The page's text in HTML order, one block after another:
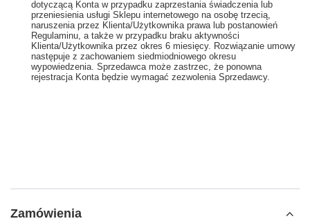
dotyczącą Konta w przypadku zaprzestania świadczenia lub
przeniesienia usługi Sklepu internetowego na osobę trzecią,
naruszenia przez Klienta/Użytkownika prawa lub postanowień
Regulaminu, a także w przypadku braku aktywności
Klienta/Użytkownika przez okres 6 miesięcy. Rozwiązanie umowy
następuje z zachowaniem siedmiodniowego okresu
wypowiedzenia. Sprzedawca może zastrzec, że ponowna
rejestracja Konta będzie wymagać zezwolenia Sprzedawcy.
Zamówienia